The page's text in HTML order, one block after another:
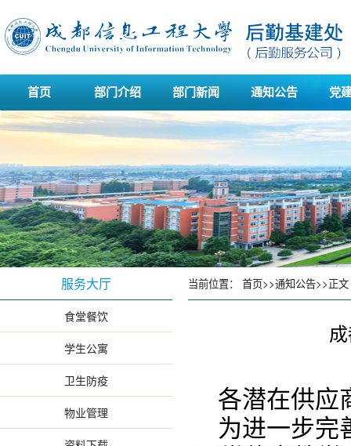
首页 部门介绍 部门新闻 通知公告 党
服务大厅
食堂餐饮
学生公寓
卫生防疫
物业管理
当前位置： 首页>>通知公告>>正文
各潜在供应
为进一步完